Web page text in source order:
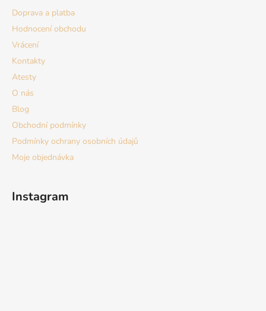
Doprava a platba
Hodnocení obchodu
Vrácení
Kontakty
Atesty
O nás
Blog
Obchodní podmínky
Podmínky ochrany osobních údajů
Moje objednávka
Instagram